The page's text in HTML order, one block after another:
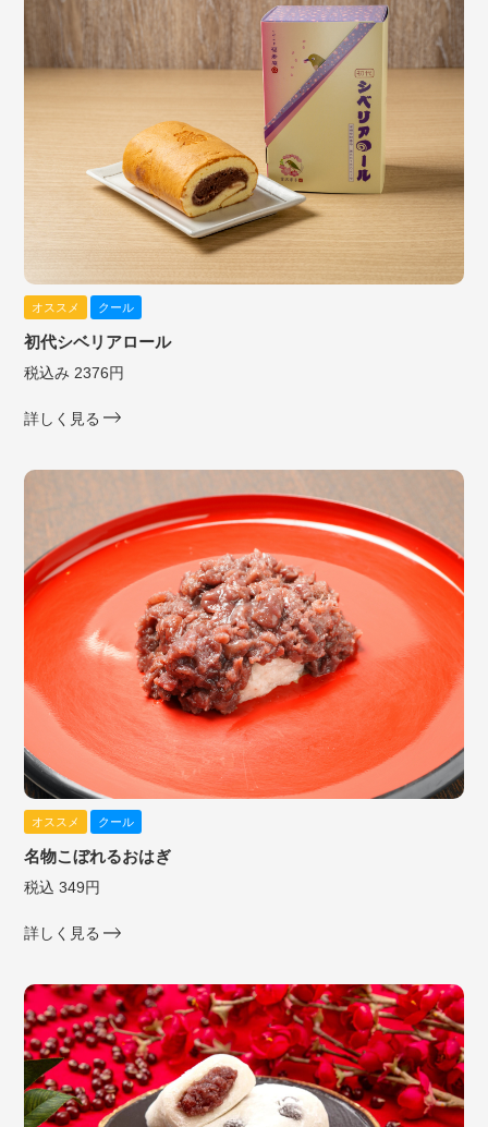
オススメ クール
初代シベリアロール
税込み 2376円
詳しく見る
オススメ クール
名物こぼれるおはぎ
税込 349円
詳しく見る